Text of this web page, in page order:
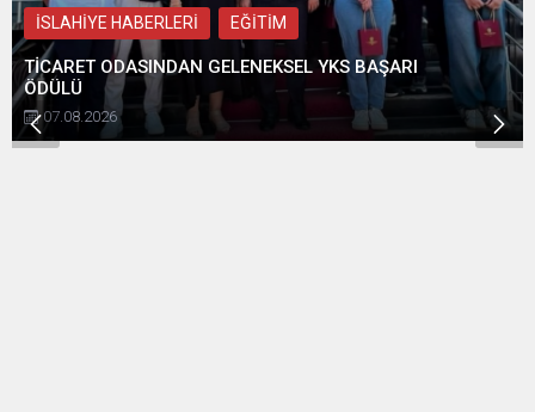
İSLAHİYE HABERLERİ EĞİTİM
TİCARET ODASINDAN GELENEKSEL YKS BAŞARI
ÖDÜLÜ
07.08.2026